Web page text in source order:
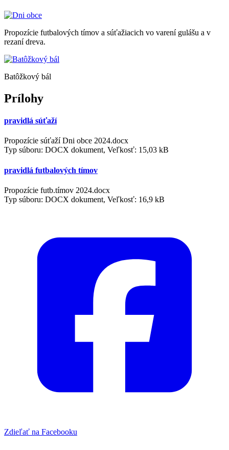
Propozície futbalových tímov a súťažiacich vo varení gulášu a v
rezaní dreva.
Batôžkový bál
Prílohy
pravidlá súťaží
Propozície súťaží Dni obce 2024.docx
Typ súboru: DOCX dokument, Veľkosť: 15,03 kB
pravidlá futbalových tímov
Propozície futb.tímov 2024.docx
Typ súboru: DOCX dokument, Veľkosť: 16,9 kB
Zdieľať na Facebooku